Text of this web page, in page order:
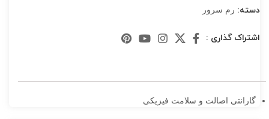
دسته: رم سرور
اشتراک گذاری :
گارانتی اصالت و سلامت فیزیکی